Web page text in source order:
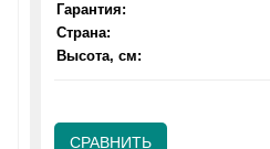
Гарантия:
Страна:
Высота, см:
СРАВНИТЬ